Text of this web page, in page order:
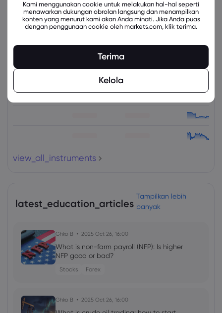
view_all_instruments
latest_education_articles
Tampilkan lebih
banyak
Ghko B 2025 Oct 26, 16:00
What is non-farm payroll (NFP): Is higher
NFP good or bad?
Stocks Forex
Ghko B 2025 Oct 26, 16:00
Kami menggunakan cookie untuk melakukan hal-hal seperti
menawarkan dukungan obrolan langsung dan menampilkan
konten yang menurut kami akan Anda minati. Jika Anda puas
dengan penggunaan cookie oleh markets.com, klik terima.
Terima
Kelola